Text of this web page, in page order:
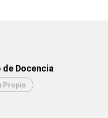
de Docencia
Propio